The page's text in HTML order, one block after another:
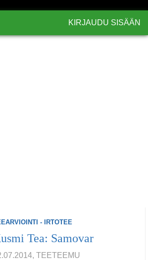
KIRJAUDU SISÄÄN
- IRTOTEE
Tea: Samovar
TEETEEMU